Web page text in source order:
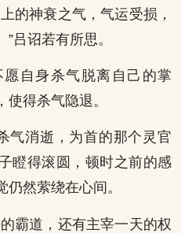
的神衰之气，气运受损，
吕诏若有所思。
自身杀气脱离自己的掌
得杀气隐退。
气消逝，为首的那个灵官
瞪得滚圆，顿时之前的感
然萦绕在心间。
霸道，还有主宰一天的权